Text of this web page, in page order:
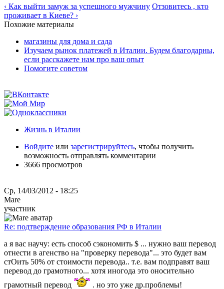
‹ Как выйти замуж за успешного мужчину Отзовитесь , кто
проживает в Киеве? ›
Похожие материалы
магазины для дома и сада
Изучаем рынок платежей в Италии. Будем благодарны,
если расскажете нам про ваш опыт
Помогите советом
Жизнь в Италии
Войдите или зарегистрируйтесь, чтобы получить
возможность отправлять комментарии
3666 просмотров
Ср, 14/03/2012 - 18:25
Mare
участник
Re: подтверждение образования РФ в Италии
а я вас научу: есть способ сэкономить $ ... нужно ваш перевод
отнести в агенство на "проверку перевода"... это будет вам
стОить 50% от стоимости перевода.. т.е. вам подправят ваш
перевод до грамотного... хотя иногода это оносительно
грамотный перевод
. но это уже др.проблемы!